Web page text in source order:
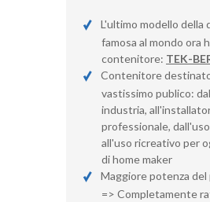
L'ultimo modello della
famosa al mondo ora
contenitore: TEK-
Contenitore
vastissimo publico:
industria,
professionale,
all'uso ricreativo per
di home maker
Maggiore potenza del
=> Completamente